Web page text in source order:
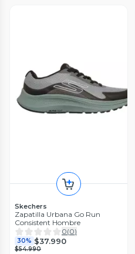
Skechers
Zapatilla Urbana Go Run
Consistent Hombre
0(0)
30% $37.990
$54.990